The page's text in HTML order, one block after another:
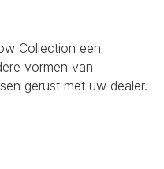
Collection een
vormen van
gerust met uw dealer.